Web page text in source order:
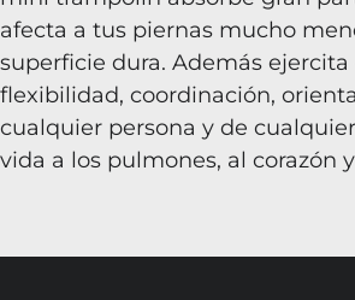
afecta a tus piernas mucho
superficie dura. Además
flexibilidad, coordinación,
cualquier persona y de
vida a los pulmones, al corazón